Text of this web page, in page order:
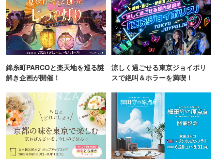
錦糸町PARCOと楽天地を巡る謎
解き企画が開催！
涼しく過ごせる東京ジョイポリ
スで絶叫＆ホラーを満喫！